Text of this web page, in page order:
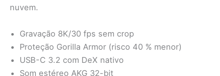
nuvem.
Gravação 8K/30 fps sem crop
Proteção Gorilla Armor (risco 40 % menor)
USB-C 3.2 com DeX nativo
Som estéreo AKG 32-bit